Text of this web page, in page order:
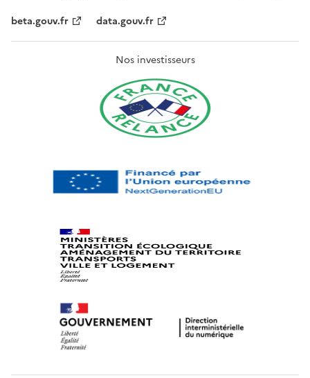
beta.gouv.fr
data.gouv.fr
Nos investisseurs